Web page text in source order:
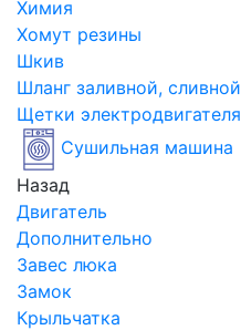
Химия
Хомут резины
Шкив
Шланг заливной, сливной
Щетки электродвигателя
Сушильная машина
Назад
Двигатель
Дополнительно
Завес люка
Замок
Крыльчатка